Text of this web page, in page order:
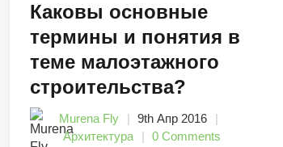
Каковы основные
термины и понятия в
теме малоэтажного
строительства?
Murena Fly
9th Апр 2016
Архитектура
0 Comments